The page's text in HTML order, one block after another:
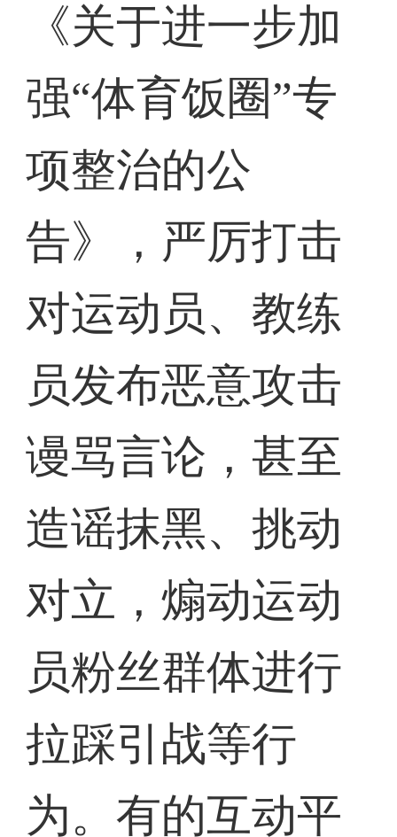
《关于进一步加
强“体育饭圈”专
项整治的公
告》，严厉打击
对运动员、教练
员发布恶意攻击
谩骂言论，甚至
造谣抹黑、挑动
对立，煽动运动
员粉丝群体进行
拉踩引战等行
为。有的互动平